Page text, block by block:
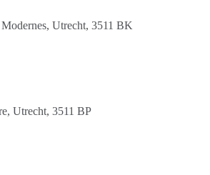
Utrecht, 3511 BK
Utrecht, 3511 BP